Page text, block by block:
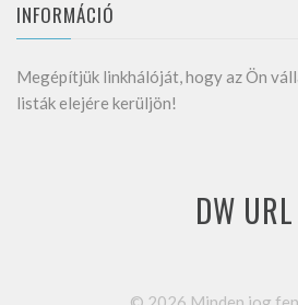
INFORMÁCIÓ
Megépítjük linkhálóját, hogy az Ön
listák elejére kerüljön!
DW URL